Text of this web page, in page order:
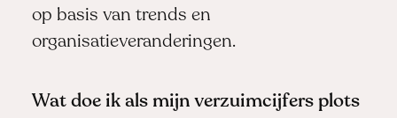
op basis van trends en
organisatieveranderingen.
Wat doe ik als mijn verzuimcijfers plots